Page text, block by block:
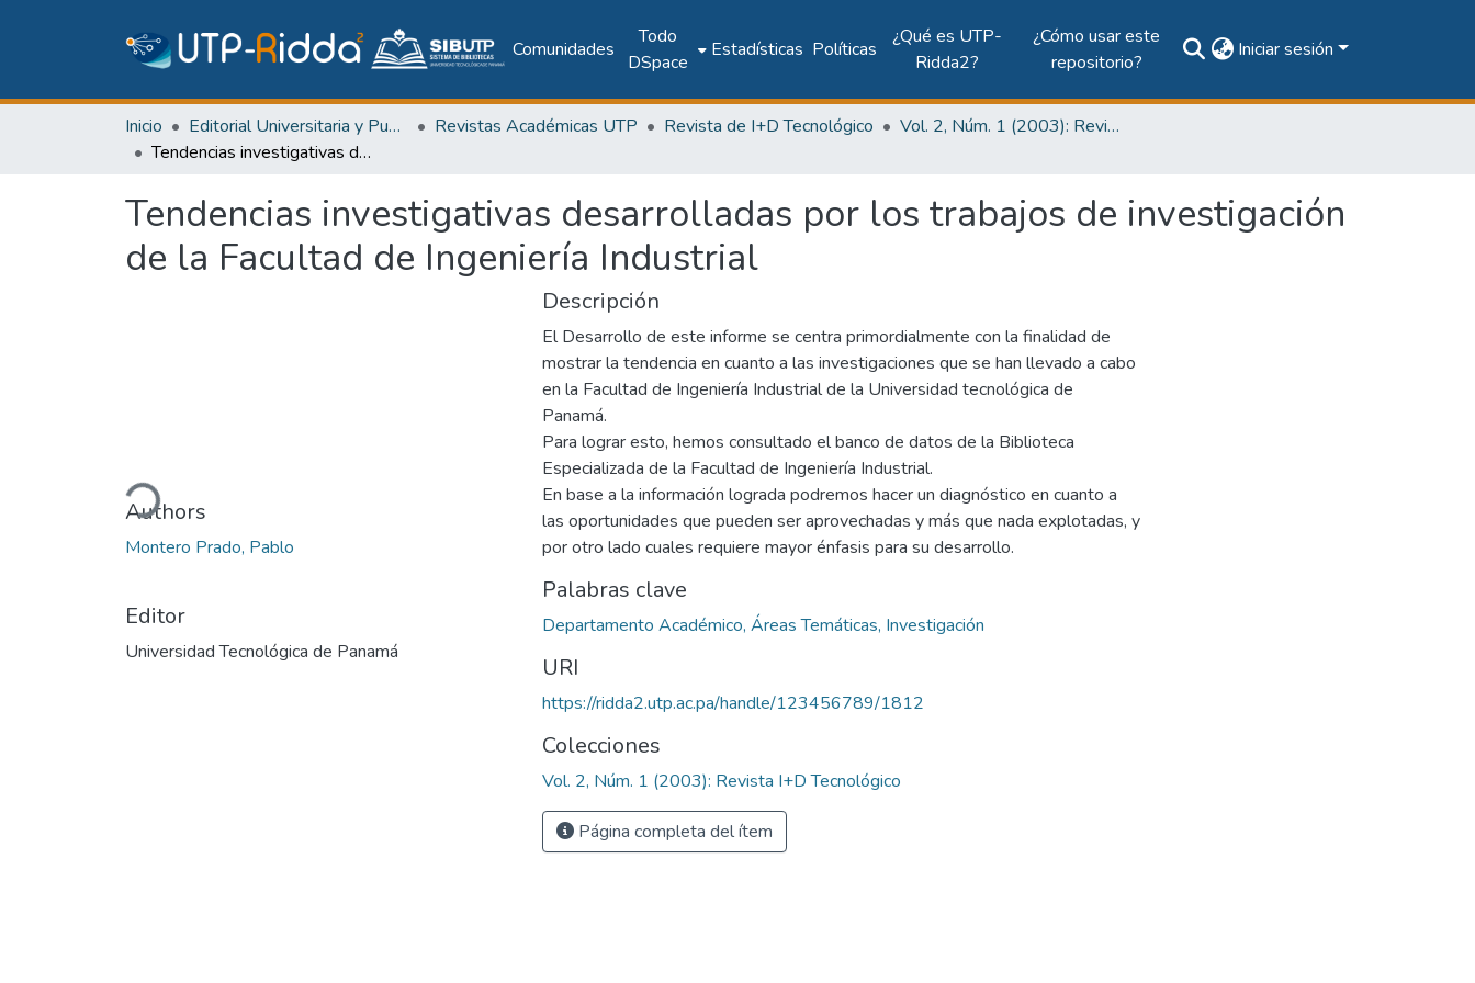
Comunidades
Todo
DSpace
Estadísticas Políticas
¿Qué es UTP-
Ridda2?
¿Cómo usar este
repositorio?
Iniciar sesión
Inicio Editorial Universitaria y Publicaciones Seriadas Revistas Académicas UTP Revista de I+D Tecnológico
Vol. 2, Núm. 1 (2003): Revista I+D Tecnológico
Tendencias investigativas desarrolladas por los trabajos de investigación de la Facultad de Ingeniería Industrial
Tendencias investigativas desarrolladas por los trabajos de investigación
de la Facultad de Ingeniería Industrial
Cargando...
Authors
Montero Prado, Pablo
Editor
Universidad Tecnológica de Panamá
Descripción
El Desarrollo de este informe se centra primordialmente con la finalidad de
mostrar la tendencia en cuanto a las investigaciones que se han llevado a cabo
en la Facultad de Ingeniería Industrial de la Universidad tecnológica de
Panamá.
Para lograr esto, hemos consultado el banco de datos de la Biblioteca
Especializada de la Facultad de Ingeniería Industrial.
En base a la información lograda podremos hacer un diagnóstico en cuanto a
las oportunidades que pueden ser aprovechadas y más que nada explotadas, y
por otro lado cuales requiere mayor énfasis para su desarrollo.
Palabras clave
Departamento Académico, Áreas Temáticas, Investigación
URI
https://ridda2.utp.ac.pa/handle/123456789/1812
Colecciones
Vol. 2, Núm. 1 (2003): Revista I+D Tecnológico
Página completa del ítem